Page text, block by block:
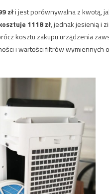
złi jest porównywalna z kwotą,
1118 zł, jednak jesienią i
kosztu zakupu urządzenia
i wartości filtrów wymiennych